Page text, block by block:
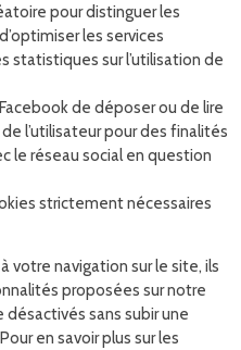
pour distinguer les
les services
statistiques sur l’utilisation de
de déposer ou de lire
l’utilisateur pour des finalités
le réseau social en question
strictement nécessaires
votre navigation sur le site, ils
proposées sur notre
sans subir une
en savoir plus sur les